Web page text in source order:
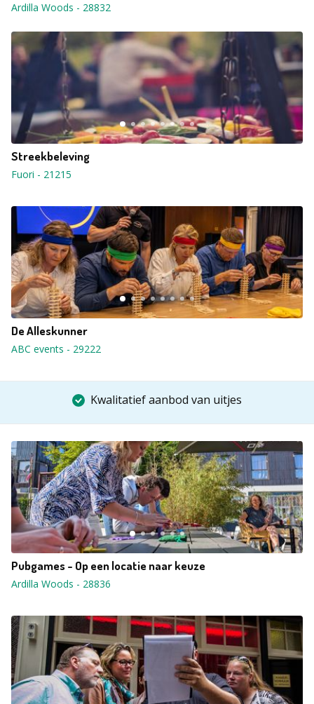
Ardilla Woods - 28832
Streekbeleving
Fuori - 21215
De Alleskunner
ABC events - 29222
Kwalitatief aanbod van uitjes
Pubgames - Op een locatie naar keuze
Ardilla Woods - 28836